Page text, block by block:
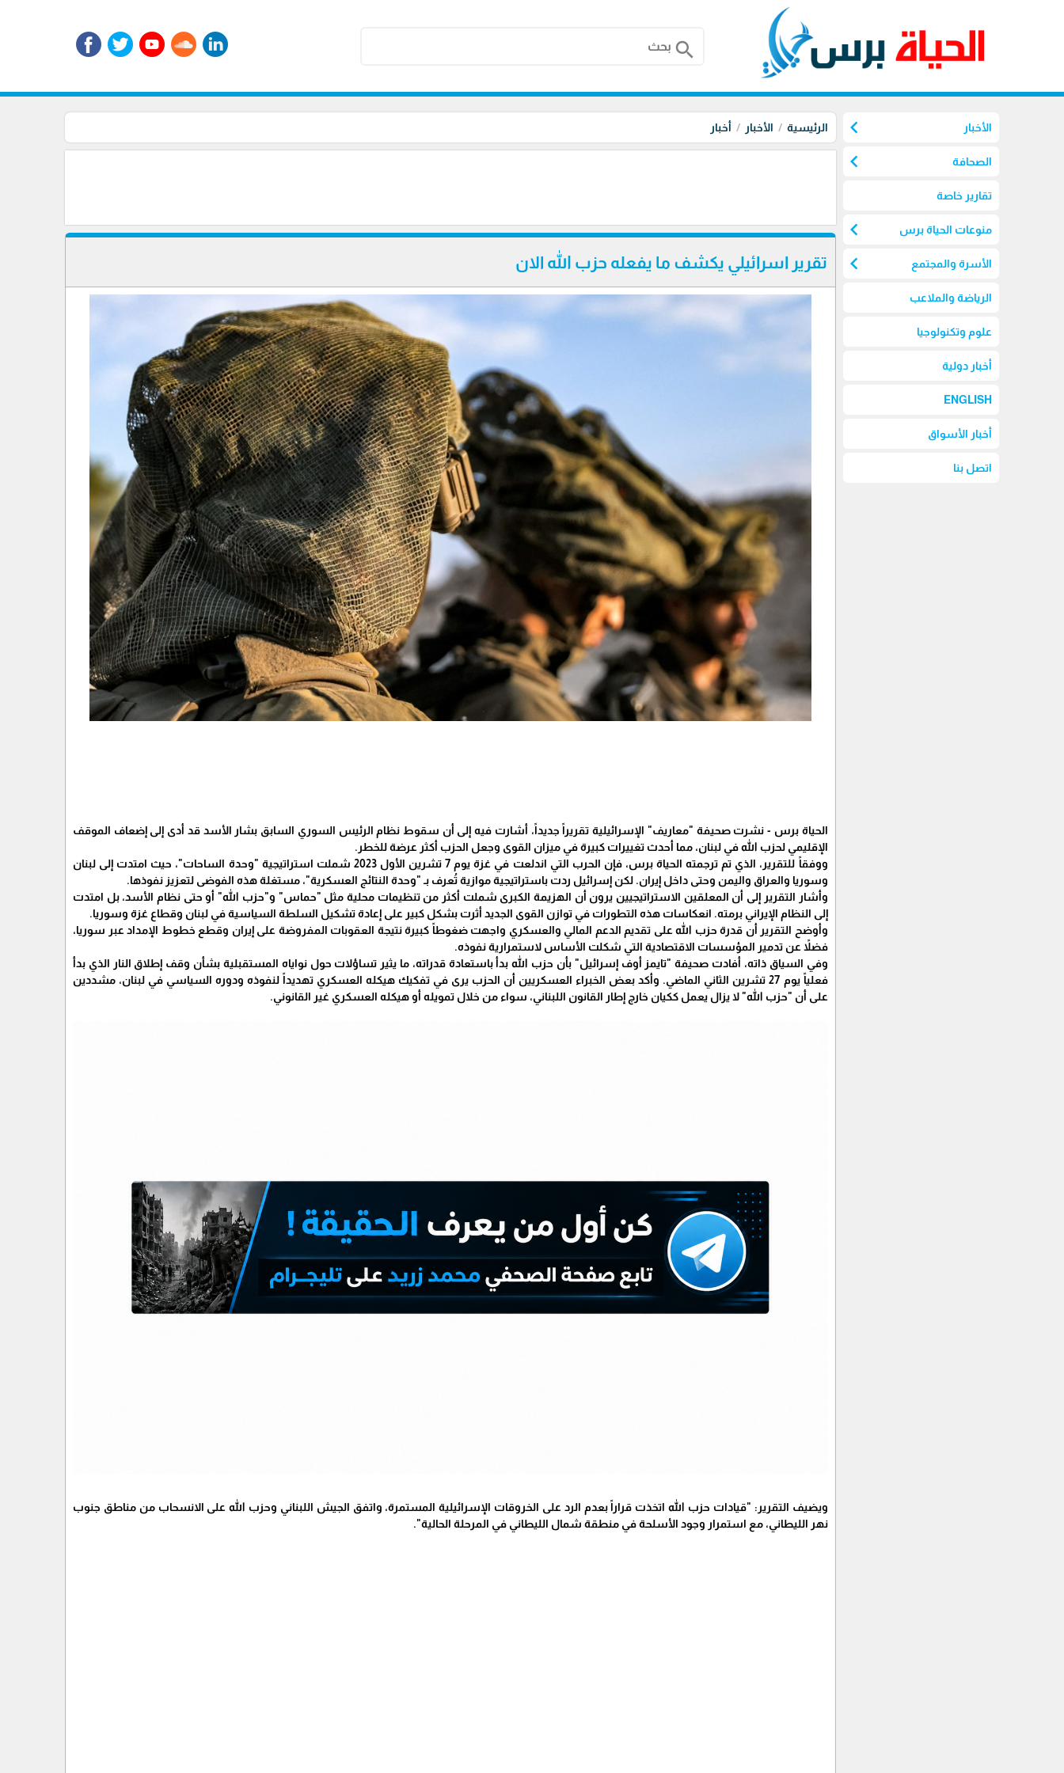
search
الأخبار chevron_left
الصحافة chevron_left
تقارير خاصة
منوعات الحياة برس chevron_left
الأسرة والمجتمع chevron_left
الرياضة والملاعب
علوم وتكنولوجيا
أخبار دولية
ENGLISH
أخبار الأسواق
اتصل بنا
الرئيسية الأخبار أخبار
تقرير اسرائيلي يكشف ما يفعله حزب الله الان
الحياة برس - نشرت صحيفة "معاريف" الإسرائيلية تقريراً جديداً، أشارت فيه إلى أن سقوط نظام الرئيس السوري السابق بشار الأسد قد أدى إلى إضعاف الموقف
الإقليمي لحزب الله في لبنان، مما أحدث تغييرات كبيرة في ميزان القوى وجعل الحزب أكثر عرضة للخطر.
ووفقاً للتقرير، الذي تم ترجمته الحياة برس، فإن الحرب التي اندلعت في غزة يوم 7 تشرين الأول 2023 شملت استراتيجية "وحدة الساحات"، حيث امتدت إلى لبنان
وسوريا والعراق واليمن وحتى داخل إيران. لكن إسرائيل ردت باستراتيجية موازية تُعرف بـ "وحدة النتائج العسكرية"، مستغلة هذه الفوضى لتعزيز نفوذها.
وأشار التقرير إلى أن المعلقين الاستراتيجيين يرون أن الهزيمة الكبرى شملت أكثر من تنظيمات محلية مثل "حماس" و"حزب الله" أو حتى نظام الأسد، بل امتدت
إلى النظام الإيراني برمته. انعكاسات هذه التطورات في توازن القوى الجديد أثرت بشكل كبير على إعادة تشكيل السلطة السياسية في لبنان وقطاع غزة وسوريا.
وأوضح التقرير أن قدرة حزب الله على تقديم الدعم المالي والعسكري واجهت ضغوطاً كبيرة نتيجة العقوبات المفروضة على إيران وقطع خطوط الإمداد عبر سوريا،
فضلاً عن تدمير المؤسسات الاقتصادية التي شكلت الأساس لاستمرارية نفوذه.
وفي السياق ذاته، أفادت صحيفة "تايمز أوف إسرائيل" بأن حزب الله بدأ باستعادة قدراته، ما يثير تساؤلات حول نواياه المستقبلية بشأن وقف إطلاق النار الذي بدأ
فعلياً يوم 27 تشرين الثاني الماضي. وأكد بعض الخبراء العسكريين أن الحزب يرى في تفكيك هيكله العسكري تهديداً لنفوذه ودوره السياسي في لبنان، مشددين
على أن "حزب الله" لا يزال يعمل ككيان خارج إطار القانون اللبناني، سواء من خلال تمويله أو هيكله العسكري غير القانوني.
ويضيف التقرير: "قيادات حزب الله اتخذت قراراً بعدم الرد على الخروقات الإسرائيلية المستمرة، واتفق الجيش اللبناني وحزب الله على الانسحاب من مناطق جنوب
نهر الليطاني، مع استمرار وجود الأسلحة في منطقة شمال الليطاني في المرحلة الحالية".